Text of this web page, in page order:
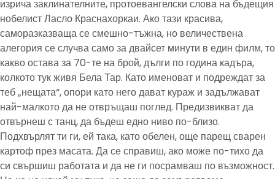
изрича заклинателните, протоевангелски слова на бъдещия
нобелист Ласло Краснахоркаи. Ако тази красива,
саморазказваща се смешно-тъжна, но величествена
алегория се случва само за двайсет минути в един филм, то
какво остава за 70-те на брой, дълги по година кадъра,
колкото тук живя Бела Тар. Като именоват и подреждат за
теб „нещата“, опори като него дават кураж и задължават
най-малкото да не отвръщаш поглед. Предизвикват да
отвърнеш с танц, да бъдеш едно ниво по-близо.
Подхвърлят ти ги, ей така, като обелен, още парещ сварен
картоф през масата. Да се справиш, ако може по-тихо да
си свършиш работата и да не ги посрамваш по възможност.